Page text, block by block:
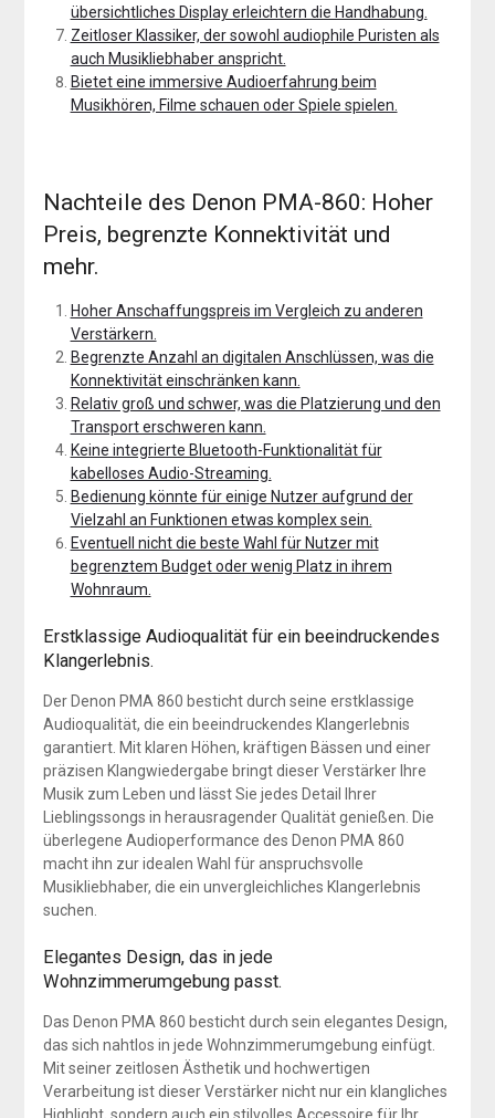
übersichtliches Display erleichtern die Handhabung.
Zeitloser Klassiker, der sowohl audiophile Puristen als
auch Musikliebhaber anspricht.
Bietet eine immersive Audioerfahrung beim
Musikhören, Filme schauen oder Spiele spielen.
Nachteile des Denon PMA-860: Hoher
Preis, begrenzte Konnektivität und
mehr.
Hoher Anschaffungspreis im Vergleich zu anderen
Verstärkern.
Begrenzte Anzahl an digitalen Anschlüssen, was die
Konnektivität einschränken kann.
Relativ groß und schwer, was die Platzierung und den
Transport erschweren kann.
Keine integrierte Bluetooth-Funktionalität für
kabelloses Audio-Streaming.
Bedienung könnte für einige Nutzer aufgrund der
Vielzahl an Funktionen etwas komplex sein.
Eventuell nicht die beste Wahl für Nutzer mit
begrenztem Budget oder wenig Platz in ihrem
Wohnraum.
Erstklassige Audioqualität für ein beeindruckendes
Klangerlebnis.
Der Denon PMA 860 besticht durch seine erstklassige
Audioqualität, die ein beeindruckendes Klangerlebnis
garantiert. Mit klaren Höhen, kräftigen Bässen und einer
präzisen Klangwiedergabe bringt dieser Verstärker Ihre
Musik zum Leben und lässt Sie jedes Detail Ihrer
Lieblingssongs in herausragender Qualität genießen. Die
überlegene Audioperformance des Denon PMA 860
macht ihn zur idealen Wahl für anspruchsvolle
Musikliebhaber, die ein unvergleichliches Klangerlebnis
suchen.
Elegantes Design, das in jede
Wohnzimmerumgebung passt.
Das Denon PMA 860 besticht durch sein elegantes Design,
das sich nahtlos in jede Wohnzimmerumgebung einfügt.
Mit seiner zeitlosen Ästhetik und hochwertigen
Verarbeitung ist dieser Verstärker nicht nur ein klangliches